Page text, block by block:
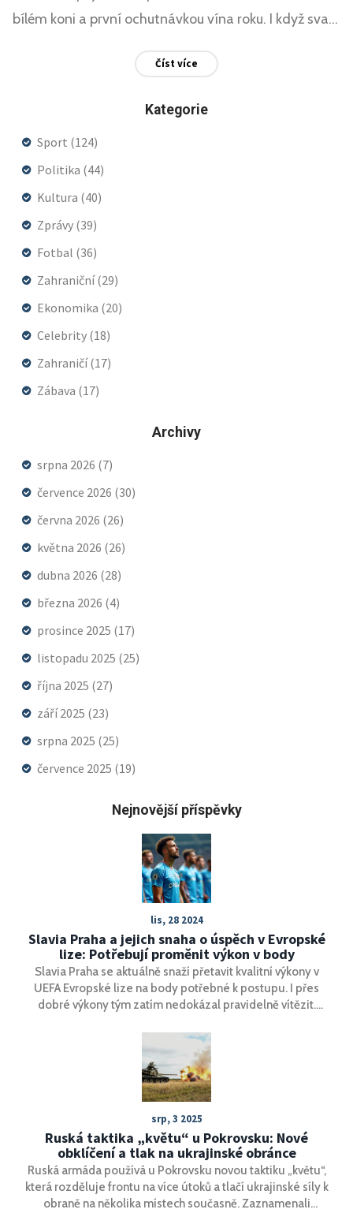
bílém koni a první ochutnávkou vína roku. I když svatý
odhalení vína na náměstí Svornosti nabídla
místních vinařů.
Číst více
Kategorie
Sport (124)
Politika (44)
Kultura (40)
Zprávy (39)
Fotbal (36)
Zahraniční(29)
Ekonomika (20)
Celebrity (18)
Zahraničí(17)
Zábava (17)
Archivy
srpna 2026 (7)
července 2026 (30)
června 2026 (26)
května 2026 (26)
dubna 2026 (28)
března 2026 (4)
prosince 2025 (17)
listopadu 2025 (25)
října 2025 (27)
září 2025 (23)
srpna 2025 (25)
července 2025 (19)
Nejnovější příspěvky
lis, 28 2024
Slavia Praha a jejich snaha o úspěch v Evropské
lize: Potřebují proměnit výkon v body
Slavia Praha se aktuálně snaží přetavit kvalitní výkony v
UEFA Evropské lize na body potřebné k postupu. I přes
dobré výkony tým zatím nedokázal pravidelně vítězit.
převaze střel 20:10, podtrhuje potřebu zlepšit efektivitu.
Slavia hledá konzistentní strategii, která by přinesla
evropský úspěch.
srp, 3 2025
Ruská taktika „květu“ u Pokrovsku: Nové
obklíčení a tlak na ukrajinské obránce
Ruská armáda používá u Pokrovsku novou taktiku „květu“,
která rozděluje frontu na více útoků a tlačí ukrajinské síly k
obraně na několika místech současně. Zaznamenali